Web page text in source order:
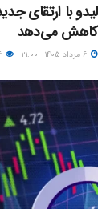
لیدو با ارتقای
کاهش می‌دهد